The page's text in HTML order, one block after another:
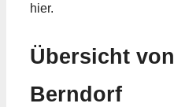
hier.
Übersicht von
Berndorf